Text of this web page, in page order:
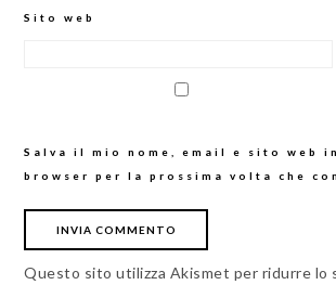
Sito web
Salva il mio nome, email e sito web
browser per la prossima volta che
Questo sito utilizza Akismet per ridurre lo